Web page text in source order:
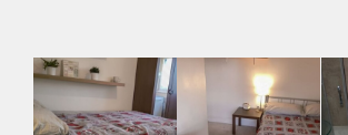
Gedeelde Douche: Ja
Gedeelde woonkamer: Ja
Huisgenoten: Ja